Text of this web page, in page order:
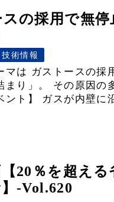
スの採用で無
技術情報
マは ガストースの採
まり」。 その原因の
ント】 ガスが内壁
20％を超え
-Vol.620